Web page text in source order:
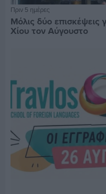
Πριν 5 ημέρες
Μόλις δύο επισκέψεις
Χίου τον Αύγουστο